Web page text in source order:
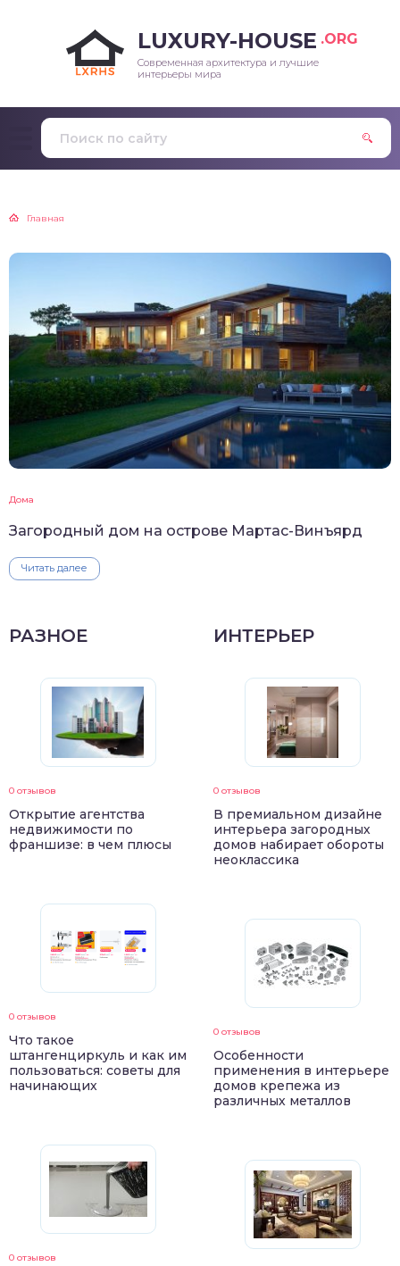
LUXURY-HOUSE .ORG
Современная архитектура и лучшие
интерьеры мира
Главная
Дома
Загородный дом на острове Мартас-Винъярд
Читать далее
РАЗНОЕ
0 отзывов
Открытие агентства
недвижимости по
франшизе: в чем плюсы
0 отзывов
Что такое
штангенциркуль и как им
пользоваться: советы для
начинающих
0 отзывов
ИНТЕРЬЕР
0 отзывов
В премиальном дизайне
интерьера загородных
домов набирает обороты
неоклассика
0 отзывов
Особенности
применения в интерьере
домов крепежа из
различных металлов